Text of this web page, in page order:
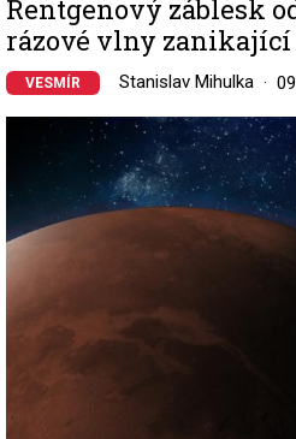
Rentgenový záblesk
rázové vlny zanikající
VESMÍR Stanislav Mihulka
Image